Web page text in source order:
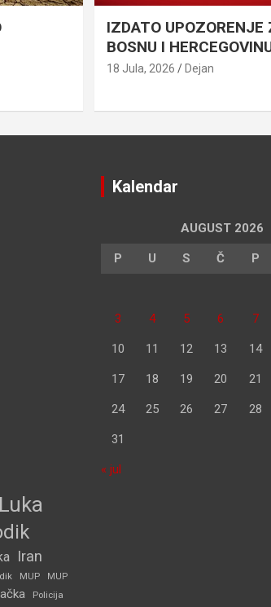
IZDATO UPOZORENJE
BOSNU I
18 Jula, 2026 Dejan
Iran
MUP
MUP
Policija
Kalendar
AUGUST 2026
P U S Č P
3 4 5 6 7
10 11 12 13 14
17 18 19 20 21
24 25 26 27 28
31
« jul